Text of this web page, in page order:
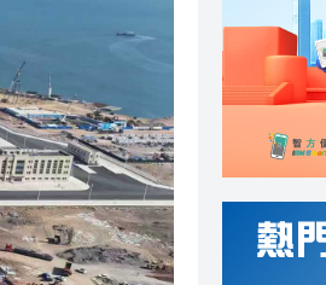
17:03
17:02
17:00